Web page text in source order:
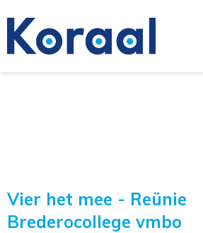
Vier het mee - Reünie
Brederocollege vmbo